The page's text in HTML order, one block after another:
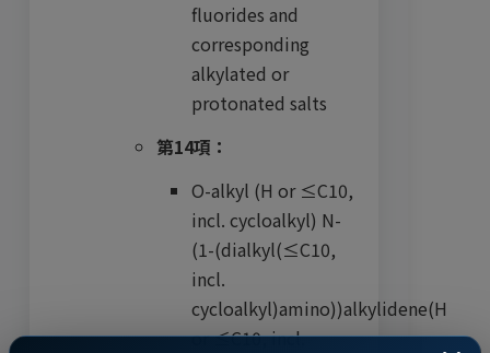
fluorides and
corresponding
alkylated or
protonated salts
第14項：
O-alkyl (H or ≤C10,
incl. cycloalkyl) N-
(1-(dialkyl(≤C10,
incl.
cycloalkyl)amino))alkylidene(H
or ≤C10, incl.